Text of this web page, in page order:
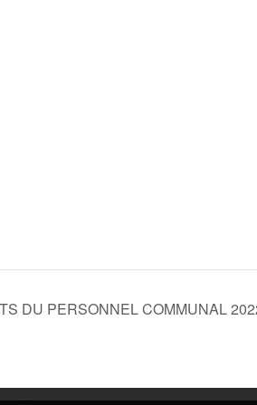
DU PERSONNEL COMMUNAL